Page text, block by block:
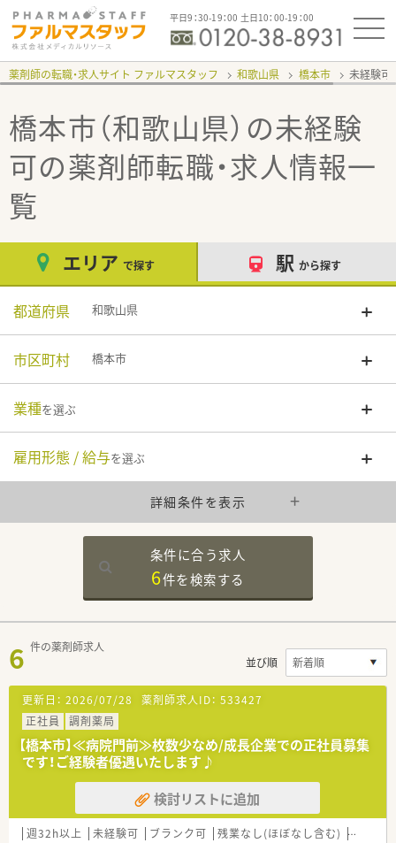
平日9：30-19：00 土日10：00-19：00
薬剤師の転職・求人サイト ファルマスタッフ 和歌山県 橋本市 未経験可
橋本市（和歌山県）の未経験
可の薬剤師転職・求人情報一
覧
エリア で探す 駅 から探す
都道府県 和歌山県
市区町村 橋本市
業種を選ぶ
雇用形態 / 給与を選ぶ
詳細条件を表示
条件に合う求人
6件を検索する
6 件の薬剤師求人
並び順
更新日： 2026/07/28 薬剤師求人ID： 533427
正社員
調剤薬局
【橋本市】≪病院門前≫枚数少なめ/成長企業での正社員募集
です！ご経験者優遇いたします♪
検討リストに追加
週32h以上 未経験可 ブランク可 残業なし(ほぼなし含む) 車通勤